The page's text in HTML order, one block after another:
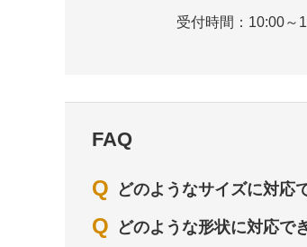
受付時間： 10:00～
FAQ
Q どのようなサイズに対応
Q どのような形状に対応で